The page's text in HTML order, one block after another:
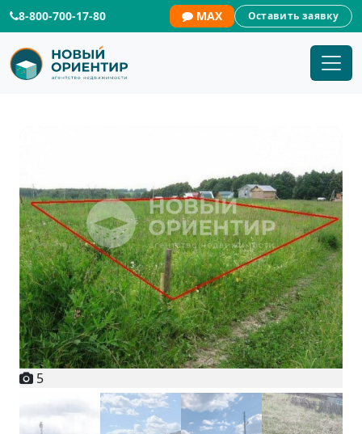
8-800-700-17-80 MAX Оставить заявку
5